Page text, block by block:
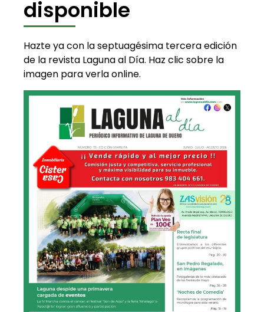
disponible
Hazte ya con la septuagésima tercera edición
de la revista Laguna al Día. Haz clic sobre la
imagen para verla online.